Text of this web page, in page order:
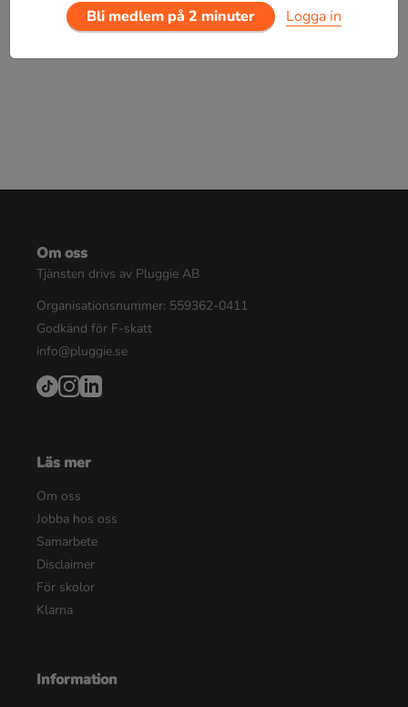
dagar för 19 kr.
Logga inellerBli medlem nu
Bli medlem på 2 minuter Logga in
Om oss
Tjänsten drivs av Pluggie AB
Organisationsnummer: 559362-0411
Godkänd för F-skatt
info@pluggie.se
Läs mer
Om oss
Jobba hos oss
Samarbete
Disclaimer
För skolor
Klarna
Information